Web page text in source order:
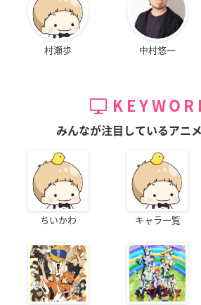
村瀬歩 中村悠一
みんなが注目しているアニ
ちいかわ キャラ一覧